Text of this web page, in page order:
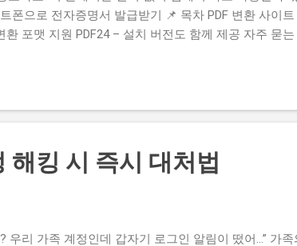
폰으로 전자증명서 발급받기 📌 목차 PDF 변환 사이
환 포맷 지원 PDF24 – 설치 버전도 함께 제공 자주 묻는
크 제거 , 압축 등 업무 상황에 따라 다양한 편집 기능이
은가? 이미지, PPT, Excel 등 다양한 포맷 지원 여부
트가 이러한 조건을 충족하는지, 지금부터 하나씩 살
다기능 & 직관적인 UI “복잡...
해킹 시 즉시 대처법
우리 가족 계정인데 갑자기 로그인 알림이 떴어…” 가